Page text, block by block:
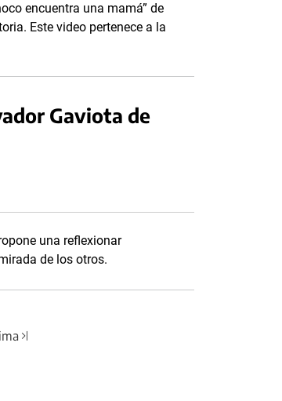
encuentra una mamá” de
Este video pertenece a la
Gaviota de
una reflexionar
de los otros.